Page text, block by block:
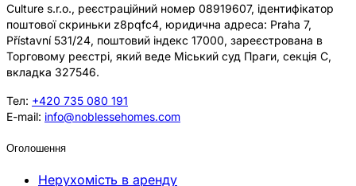
Culture s.r.o., реєстраційний номер 08919607, ідентифікатор
поштової скриньки z8pqfc4, юридична адреса: Praha 7,
Přístavní 531/24, поштовий індекс 17000, зареєстрована в
Торговому реєстрі, який веде Міський суд Праги, секція C,
вкладка 327546.
Тел: +420 735 080 191
E-mail: info@noblessehomes.com
Оголошення
Нерухомість в аренду